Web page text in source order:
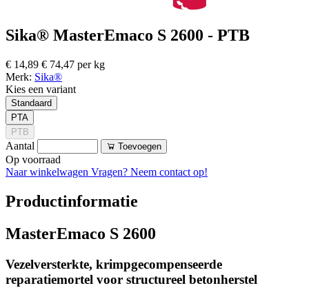
Sika® MasterEmaco S 2600 - PTB
€ 14,89 € 74,47 per kg
Merk: Sika®
Kies een variant
Standaard
PTA
PTB
Aantal Toevoegen
Op voorraad
Naar winkelwagen Vragen? Neem contact op!
Productinformatie
MasterEmaco S 2600
Vezelversterkte, krimpgecompenseerde
reparatiemortel voor structureel betonherstel